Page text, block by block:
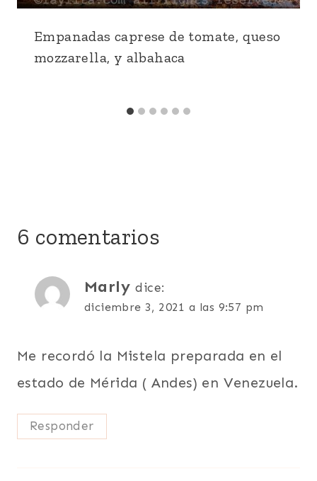
Empanadas caprese de tomate, queso
mozzarella, y albahaca
6 comentarios
Marly dice:
diciembre 3, 2021 a las 9:57 pm
Me recordó la Mistela preparada en el
estado de Mérida ( Andes) en Venezuela.
Responder